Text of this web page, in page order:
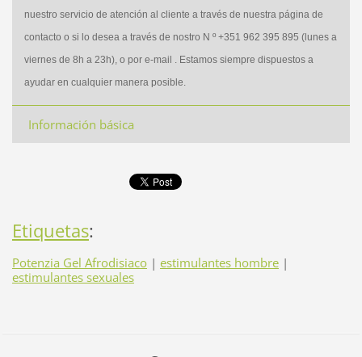
nuestro servicio de atención al cliente a través de nuestra página de
contacto o si lo desea a través de nostro N º +351 962 395 895 (lunes a
viernes de 8h a 23h), o por e-mail . Estamos siempre dispuestos a
ayudar en cualquier manera posible.
Información básica
Etiquetas:
Potenzia Gel Afrodisiaco | estimulantes hombre |
estimulantes sexuales